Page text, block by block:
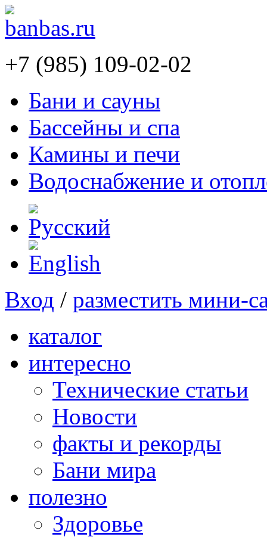
+7 (985) 109-02-02
Бани и сауны
Бассейны и спа
Камины и печи
Водоснабжение и
Вход / разместить мини-
каталог
интересно
Технические статьи
Новости
факты и рекорды
Бани мира
полезно
Здоровье